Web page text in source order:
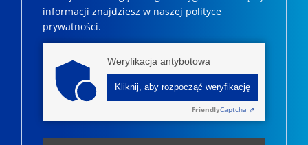
informacji znajdziesz w naszej polityce
prywatności.
Weryfikacja antybotowa
Kliknij, aby rozpocząć weryfikację
FriendlyCaptcha ⇗